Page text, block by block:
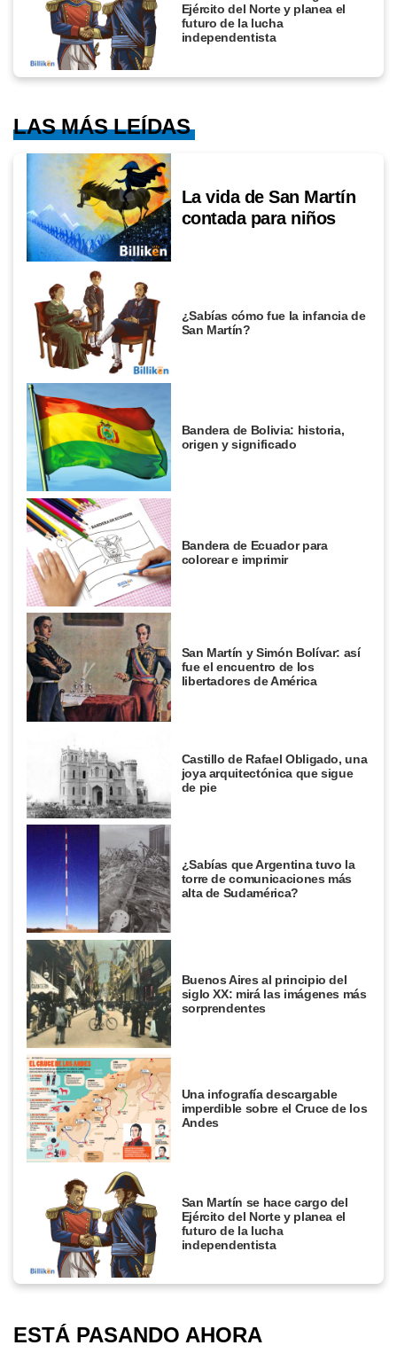
Ejército del Norte y planea el
futuro de la lucha
independentista
LAS MÁS LEÍDAS
La vida de San Martín
contada para niños
¿Sabías cómo fue la infancia de
San Martín?
Bandera de Bolivia: historia,
origen y significado
Bandera de Ecuador para
colorear e imprimir
San Martín y Simón Bolívar: así
fue el encuentro de los
libertadores de América
Castillo de Rafael Obligado, una
joya arquitectónica que sigue
de pie
¿Sabías que Argentina tuvo la
torre de comunicaciones más
alta de Sudamérica?
Buenos Aires al principio del
siglo XX: mirá las imágenes más
sorprendentes
Una infografía descargable
imperdible sobre el Cruce de los
Andes
San Martín se hace cargo del
Ejército del Norte y planea el
futuro de la lucha
independentista
ESTÁ PASANDO AHORA